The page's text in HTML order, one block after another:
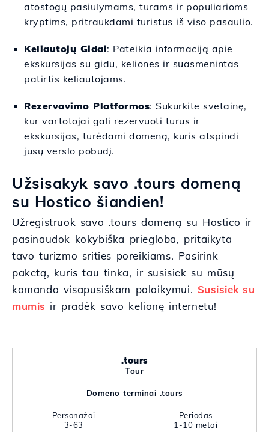
atostogų pasiūlymams, tūrams ir populiarioms
kryptims, pritraukdami turistus iš viso pasaulio.
Keliautojų Gidai: Pateikia informaciją apie
ekskursijas su gidu, keliones ir suasmenintas
patirtis keliautojams.
Rezervavimo Platformos: Sukurkite svetainę,
kur vartotojai gali rezervuoti turus ir
ekskursijas, turėdami domeną, kuris atspindi
jūsų verslo pobūdį.
Užsisakyk savo .tours domeną
su Hostico šiandien!
Užregistruok savo .tours domeną su Hostico ir
pasinaudok kokybiška priegloba, pritaikyta
tavo turizmo srities poreikiams. Pasirink
paketą, kuris tau tinka, ir susisiek su mūsų
komanda visapusiškam palaikymui. Susisiek su
mumis ir pradėk savo kelionę internetu!
.tours
Tour
Domeno terminai .tours
Personažai
3-63
Periodas
1-10 metai